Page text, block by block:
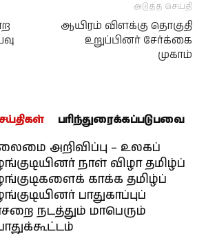
அடுத்த செய்தி
ஆயிரம் விளக்கு தொகுதி
உறுப்பினர் சேர்க்கை
முகாம்
பரிந்துரைக்கப்படுபவை
அறிவிப்பு – உலகப்
நாள் விழா தமிழ்ப்
காக்க தமிழ்ப்
பாதுகாப்புப்
நடத்தும் மாபெரும்